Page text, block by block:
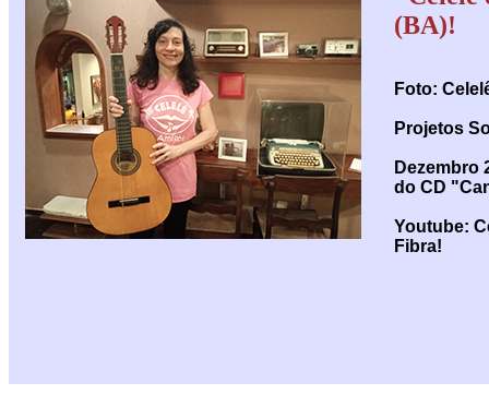
(BA)!
Foto:
Projetos
Dezembro
do CD
Youtube:
Fibra!